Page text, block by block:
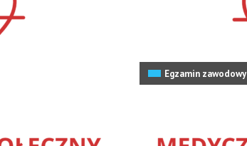
Egzamin zawodowy